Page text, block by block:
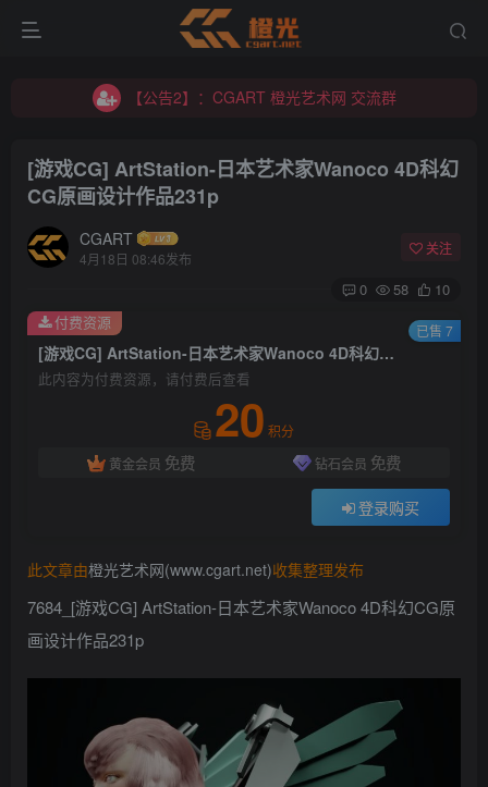
【公告2】：CGART 橙光艺术网 交流群
【公告2】：CGART 橙光艺术网 交流群
[游戏CG] ArtStation-日本艺术家Wanoco 4D科幻
CG原画设计作品231p
CGART
4月18日 08:46发布
关注
0 58 10
[游戏CG] ArtStation-日本艺术家Wanoco 4D科幻CG原画设计作品231p
此内容为付费资源，请付费后查看
20 积分
黄金会员 免费 钻石会员 免费
登录购买
付费资源 已售 7
此文章由橙光艺术网(www.cgart.net)收集整理发布
7684_[游戏CG] ArtStation-日本艺术家Wanoco 4D科幻CG原
画设计作品231p
登录
没有账号？立即注册
用户名/手机号/邮箱
登录密码
找回密码
登录